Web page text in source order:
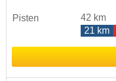
Pisten
42 km
21 km